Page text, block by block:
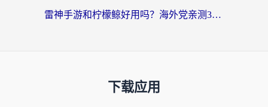
雷神手游和柠檬鲸好用吗？海外党亲测3款回国加速器，教你避开破解VPN坑
下载应用